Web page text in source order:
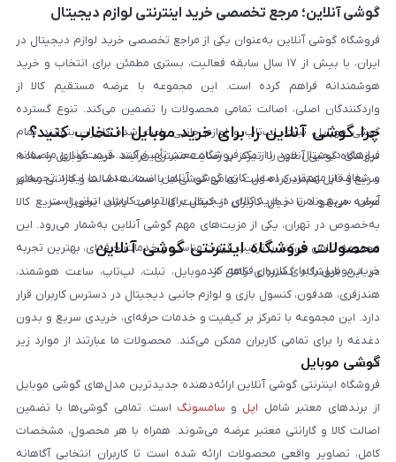
گوشی آنلاین؛ مرجع تخصصی خرید اینترنتی لوازم دیجیتال
فروشگاه گوشی آنلاین به‌عنوان یکی از مراجع تخصصی خرید لوازم دیجیتال در
ایران، با بیش از ۱۷ سال سابقه فعالیت، بستری مطمئن برای انتخاب و خرید
هوشمندانه فراهم کرده است. این مجموعه با عرضه مستقیم کالا از
واردکنندگان اصلی، اصالت تمامی محصولات را تضمین می‌کند. تنوع گسترده
گوشی موبایل، تبلت، لپ‌تاپ و لوازم جانبی باعث شده کاربران بتوانند تمام
نیازهای دیجیتال خود را از یک فروشگاه معتبر تأمین کنند. قیمت‌گذاری منصفانه
و شفاف از مهم‌ترین اصول کاری گوشی آنلاین است. هدف ما ایجاد تجربه‌ای
آسان، سریع و امن در خرید کالای دیجیتال برای تمامی کاربران ایرانی است.
چرا گوشی آنلاین را برای خرید موبایل انتخاب کنید؟
فروشگاه گوشی آنلاین با تمرکز بر رضایت مشتری، فرآیند خرید موبایل را ساده،
سریع و قابل اعتماد کرده است. تمامی گوشی‌ها با ضمانت اصالت و گارانتی معتبر
عرضه می‌شوند تا خیال کاربران از کیفیت کالا راحت باشد. تحویل سریع کالا
به‌خصوص در تهران، یکی از مزیت‌های مهم گوشی آنلاین به‌شمار می‌رود. این
مجموعه تلاش می‌کند با ترکیب قیمت مناسب و خدمات حرفه‌ای، بهترین تجربه
خرید موبایل را برای کاربران فراهم کند.
محصولات فروشگاه اینترنتی گوشی آنلاین
در این فروشگاه گستره‌ای کامل از موبایل، تبلت، لپ‌تاپ، ساعت هوشمند،
هندزفری، هدفون، کنسول بازی و لوازم جانبی دیجیتال در دسترس کاربران قرار
دارد. این مجموعه با تمرکز بر کیفیت و خدمات حرفه‌ای، خریدی سریع و بدون
دغدغه را برای تمامی کاربران ممکن می‌کند. محصولات ما عبارتند از موارد زیر
است:
گوشی موبایل
فروشگاه اینترنتی گوشی آنلاین ارائه‌دهنده جدیدترین مدل‌های گوشی موبایل
از برندهای معتبر شامل اپل و سامسونگ است. تمامی گوشی‌ها با تضمین
اصالت کالا و گارانتی معتبر عرضه می‌شوند. همراه با هر محصول، مشخصات
کامل، تصاویر واقعی محصولات ارائه شده است تا کاربران انتخابی آگاهانه